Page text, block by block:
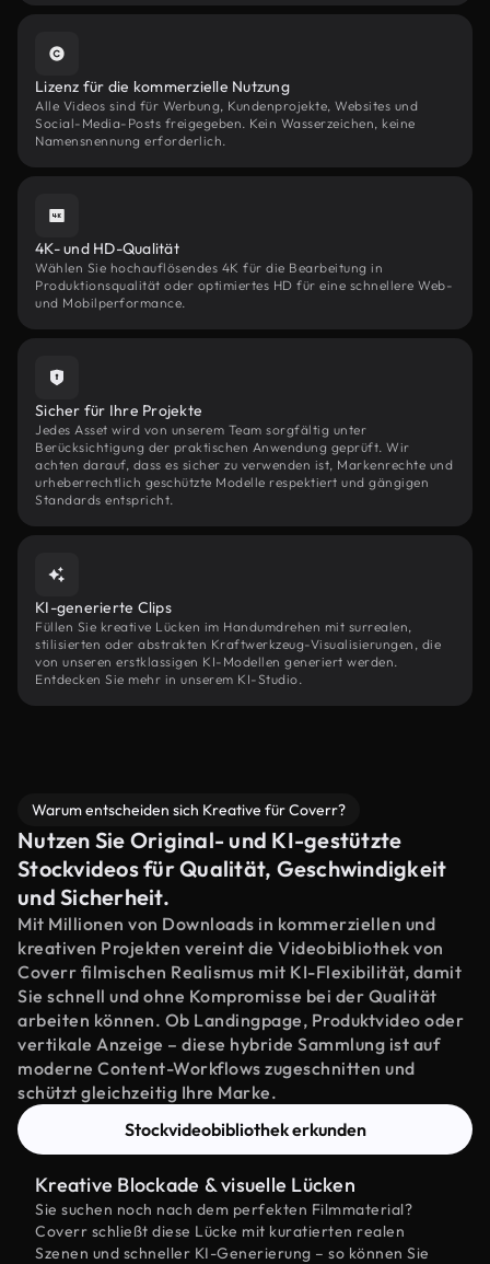
Lizenz für die kommerzielle Nutzung
Alle Videos sind für Werbung, Kundenprojekte, Websites und
Social-Media-Posts freigegeben. Kein Wasserzeichen, keine
Namensnennung erforderlich.
4K- und HD-Qualität
Wählen Sie hochauflösendes 4K für die Bearbeitung in
Produktionsqualität oder optimiertes HD für eine schnellere Web-
und Mobilperformance.
Sicher für Ihre Projekte
Jedes Asset wird von unserem Team sorgfältig unter
Berücksichtigung der praktischen Anwendung geprüft. Wir
achten darauf, dass es sicher zu verwenden ist, Markenrechte und
urheberrechtlich geschützte Modelle respektiert und gängigen
Standards entspricht.
KI-generierte Clips
Füllen Sie kreative Lücken im Handumdrehen mit surrealen,
stilisierten oder abstrakten Kraftwerkzeug-Visualisierungen, die
von unseren erstklassigen KI-Modellen generiert werden.
Entdecken Sie mehr in unserem KI-Studio.
Warum entscheiden sich Kreative für Coverr?
Nutzen Sie Original- und KI-gestützte
Stockvideos für Qualität, Geschwindigkeit
und Sicherheit.
Mit Millionen von Downloads in kommerziellen und
kreativen Projekten vereint die Videobibliothek von
Coverr filmischen Realismus mit KI-Flexibilität, damit
Sie schnell und ohne Kompromisse bei der Qualität
arbeiten können. Ob Landingpage, Produktvideo oder
vertikale Anzeige – diese hybride Sammlung ist auf
moderne Content-Workflows zugeschnitten und
schützt gleichzeitig Ihre Marke.
Stockvideobibliothek erkunden
Kreative Blockade & visuelle Lücken
Sie suchen noch nach dem perfekten Filmmaterial?
Coverr schließt diese Lücke mit kuratierten realen
Szenen und schneller KI-Generierung – so können Sie